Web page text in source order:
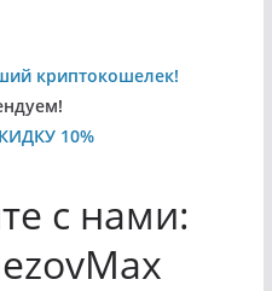
криптокошелек!
10%
с нами: